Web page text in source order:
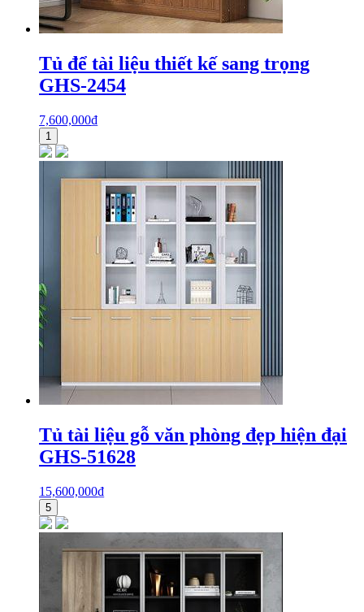
Tủ để tài liệu thiết kế sang trọng
GHS-2454
7,600,000₫
1
Tủ tài liệu gỗ văn phòng đẹp hiện đại
GHS-51628
15,600,000₫
5